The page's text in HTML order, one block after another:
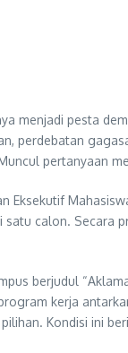
menjadi pesta
perdebatan
pertanyaan
Eksekutif
calon. Secara
berjudul
kerja
Kondisi ini